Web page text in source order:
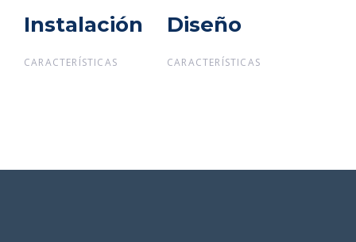
Instalación
Instalación
CARACTERÍSTICAS
Diseño
Diseño
CARACTERÍSTICAS